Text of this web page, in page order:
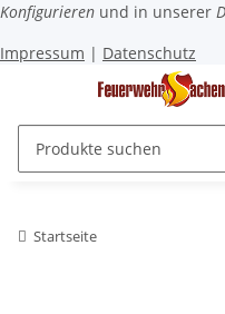
Konfigurieren und in unserer
Impressum | Datenschutz
Startseite